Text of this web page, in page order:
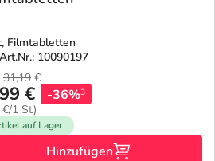
Filmtabletten
10090197
31,19 €
€
€/1 St)
-36%3
auf Lager
Hinzufügen